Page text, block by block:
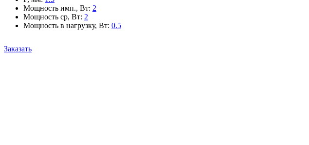
Мощность имп., Вт: 2
Мощность ср, Вт: 2
Мощность в нагрузку, Вт: 0.5
Заказать